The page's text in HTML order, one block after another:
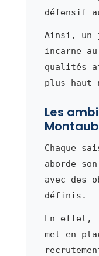
défensif
Ainsi, un
incarne
qualités
plus haut
Les
Chaque
aborde
avec des
définis.
En effet,
met en